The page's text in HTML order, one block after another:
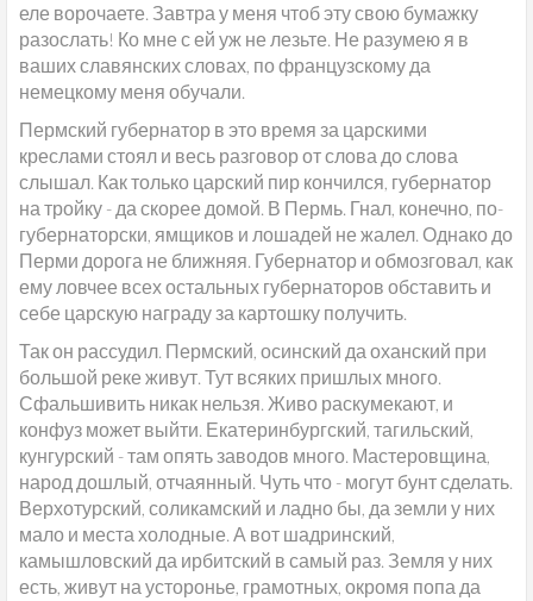
еле ворочаете. Завтра у меня чтоб эту свою бумажку
разослать! Ко мне с ей уж не лезьте. Не разумею я в
ваших славянских словах, по французскому да
немецкому меня обучали.
Пермский губернатор в это время за царскими
креслами стоял и весь разговор от слова до слова
слышал. Как только царский пир кончился, губернатор
на тройку - да скорее домой. В Пермь. Гнал, конечно, по-
губернаторски, ямщиков и лошадей не жалел. Однако до
Перми дорога не ближняя. Губернатор и обмозговал, как
ему ловчее всех остальных губернаторов обставить и
себе царскую награду за картошку получить.
Так он рассудил. Пермский, осинский да оханский при
большой реке живут. Тут всяких пришлых много.
Сфальшивить никак нельзя. Живо раскумекают, и
конфуз может выйти. Екатеринбургский, тагильский,
кунгурский - там опять заводов много. Мастеровщина,
народ дошлый, отчаянный. Чуть что - могут бунт сделать.
Верхотурский, соликамский и ладно бы, да земли у них
мало и места холодные. А вот шадринский,
камышловский да ирбитский в самый раз. Земля у них
есть, живут на усторонье, грамотных, окромя попа да